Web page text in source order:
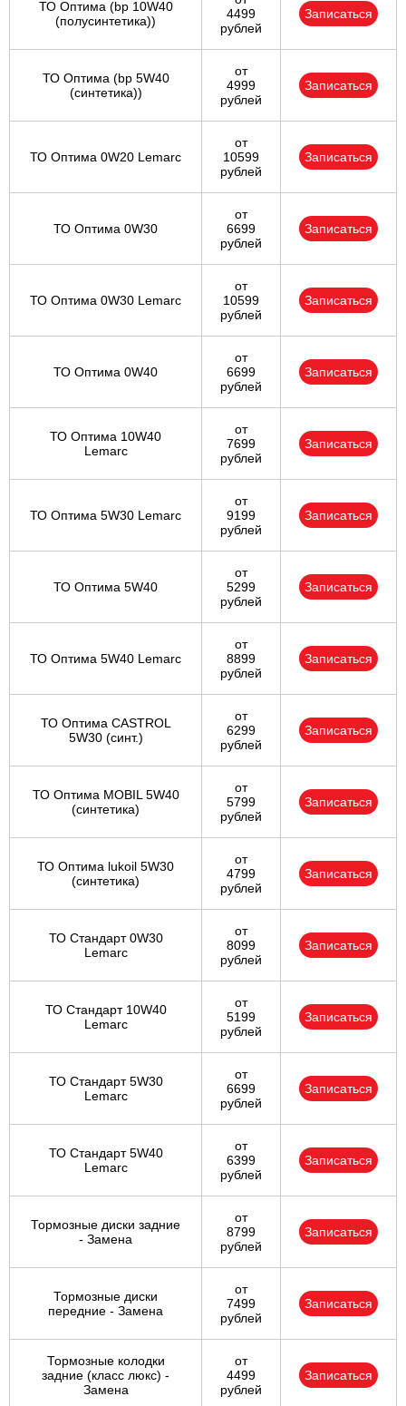
ТО Оптима (bp 10W40
(полусинтетика))
4499
рублей
Записаться
ТО Оптима (bp 5W40
(синтетика))
от
4999
рублей
Записаться
ТО Оптима 0W20 Lemarc
от
10599
рублей
Записаться
ТО Оптима 0W30
от
6699
рублей
Записаться
ТО Оптима 0W30 Lemarc
от
10599
рублей
Записаться
ТО Оптима 0W40
от
6699
рублей
Записаться
ТО Оптима 10W40
Lemarc
от
7699
рублей
Записаться
ТО Оптима 5W30 Lemarc
от
9199
рублей
Записаться
ТО Оптима 5W40
от
5299
рублей
Записаться
ТО Оптима 5W40 Lemarc
от
8899
рублей
Записаться
ТО Оптима CASTROL
5W30 (синт.)
от
6299
рублей
Записаться
ТО Оптима MOBIL 5W40
(синтетика)
от
5799
рублей
Записаться
ТО Оптима lukoil 5W30
(синтетика)
от
4799
рублей
Записаться
ТО Стандарт 0W30
Lemarc
от
8099
рублей
Записаться
ТО Стандарт 10W40
Lemarc
от
5199
рублей
Записаться
ТО Стандарт 5W30
Lemarc
от
6699
рублей
Записаться
ТО Стандарт 5W40
Lemarc
от
6399
рублей
Записаться
Тормозные диски задние
- Замена
от
8799
рублей
Записаться
Тормозные диски
передние - Замена
от
7499
рублей
Записаться
Тормозные колодки
задние (класс люкс) -
Замена
от
4499
рублей
Записаться